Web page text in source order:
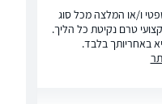
ו/או המלצה מכל סוג
טרם נקיטת כל הליך.
באחריותך בלבד.